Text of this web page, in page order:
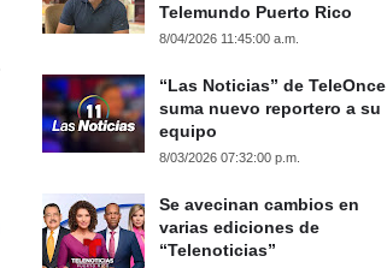
Telemundo Puerto Rico
8/04/2026 11:45:00 a.m.
“Las Noticias” de TeleOnce
suma nuevo reportero a su
equipo
8/03/2026 07:32:00 p.m.
Se avecinan cambios en
varias ediciones de
“Telenoticias”